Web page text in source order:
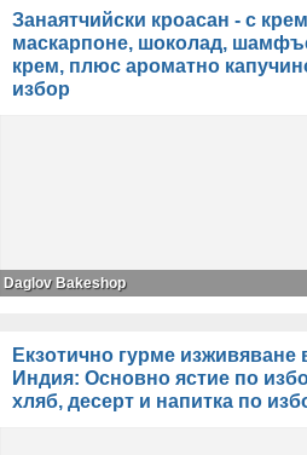
Занаятчийски кроасан - с
маскарпоне, шоколад,
крем, плюс ароматно
избор
Daglov Bakeshop
Екзотично гурме изживяване
Индия: Основно ястие по
хляб, десерт и напитка по